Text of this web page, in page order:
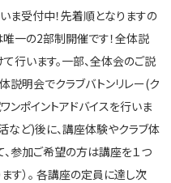
ま受付中！先着順となりますの
唯一の2部制開催です！全体説
行います。一部、全体会のご説
説明会でクラブバトンリレー(ク
ンポイントアドバイスを行いま
など)後に、講座体験やクラブ体
、参加ご希望の方は講座を１つ
す）。 各講座の定員に達し次